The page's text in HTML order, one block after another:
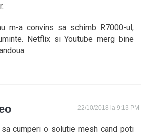
m-a convins sa schimb R7000-ul,
Netflix si Youtube merg bine
22/10/2018 la 9:13 PM
cumperi o solutie mesh cand poti